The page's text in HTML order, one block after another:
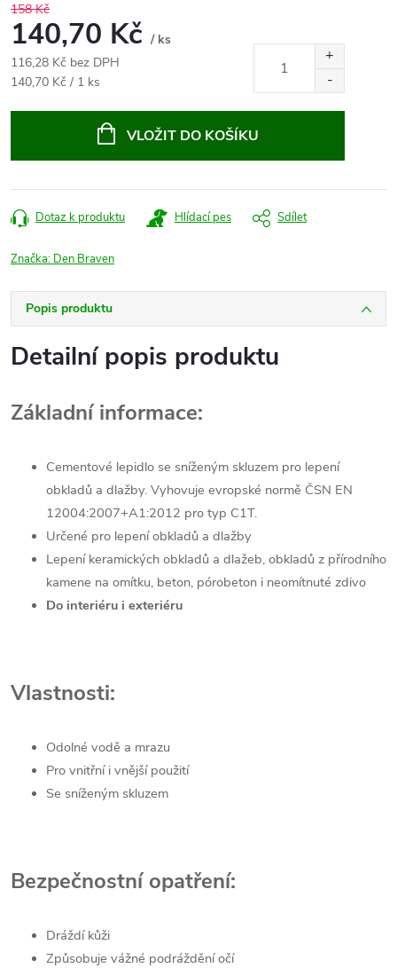
158 Kč
140,70 Kč / ks
116,28 Kč bez DPH
Měrná
140,70 Kč / 1 ks
VLOŽIT DO KOŠÍKU
Dotaz k produktu Hlídací pes Sdílet
Značka: Den Braven
Popis produktu
Detailní popis produktu
Základní informace:
Cementové lepidlo se sníženým skluzem pro lepení
obkladů a dlažby. Vyhovuje evropské normě ČSN EN
12004:2007+A1:2012 pro typ C1T.
Určené pro lepení obkladů a dlažby
Lepení keramických obkladů a dlažeb, obkladů z přírodního
kamene na omítku, beton, pórobeton i neomítnuté zdivo
Do interiéru i exteriéru
Vlastnosti:
Odolné vodě a mrazu
Pro vnitřní i vnější použití
Se sníženým skluzem
Bezpečnostní opatření:
Dráždí kůži
Způsobuje vážné podráždění očí